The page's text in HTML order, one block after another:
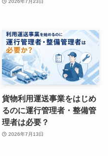
貨物利用運送事業をはじめ
るのに運行管理者・整備管
理者は必要？
2026年7月13日